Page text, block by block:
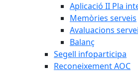
Aplicació II Pla
Memòries serveis
Avaluacions
Balanç
Segell infoparticipa
Reconeixement AOC